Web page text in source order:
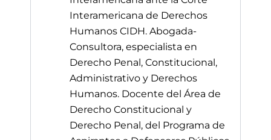
Interamericana de Derechos
Humanos CIDH. Abogada-
Consultora, especialista en
Derecho Penal, Constitucional,
Administrativo y Derechos
Humanos. Docente del Área de
Derecho Constitucional y
Derecho Penal, del Programa de